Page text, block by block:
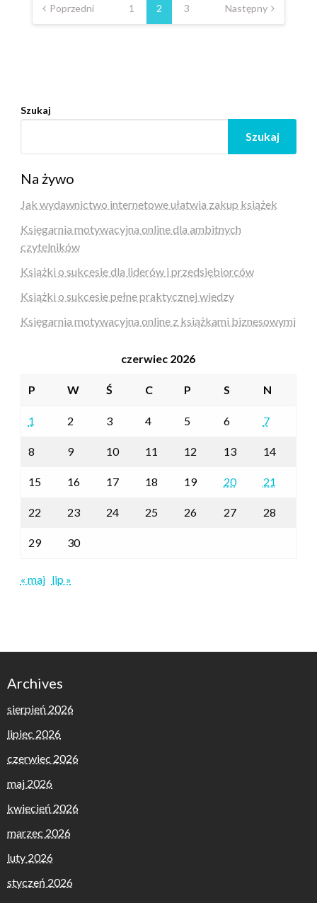
po
wpisach
Poprzedni 1 2 3 Następny
Szukaj
Szukaj
Na żywo
Jak wydawnictwo internetowe ułatwia zakup książek
Księgarnia motywacyjna online dla ambitnych
czytelników
Książki o sukcesie dla liderów i przedsiębiorców
Książki o sukcesie pełne praktycznej wiedzy
Księgarnia motywacyjna online z książkami biznesowymi
czerwiec 2026
P W Ś C P S N
1 2 3 4 5 6 7
8 9 10 11 12 13 14
15 16 17 18 19 20 21
22 23 24 25 26 27 28
29 30
« maj lip »
Archives
sierpień 2026
lipiec 2026
czerwiec 2026
maj 2026
kwiecień 2026
marzec 2026
luty 2026
styczeń 2026